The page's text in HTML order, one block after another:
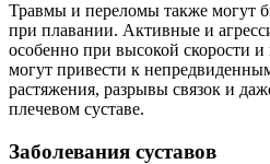
Травмы и переломы также могут
при плавании. Активные и
особенно при высокой скорости
могут привести к
растяжения, разрывы связок и
плечевом суставе.
Заболевания суставов